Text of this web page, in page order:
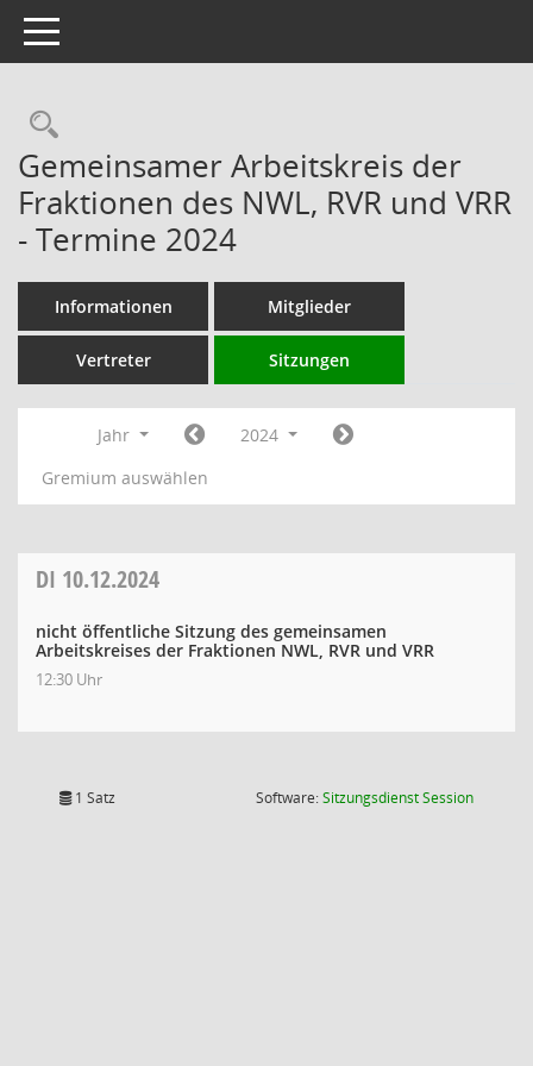
Toggle navigation
Rechercheauswahl
Gemeinsamer Arbeitskreis der
Fraktionen des NWL, RVR und VRR
- Termine 2024
Informationen Mitglieder
Vertreter Sitzungen
Jahr
2024
Gremium auswählen
DI 10.12.2024
nicht öffentliche Sitzung des gemeinsamen
Arbeitskreises der Fraktionen NWL, RVR und VRR
12:30 Uhr
1 Satz Software:SitzungsdienstSession(Wird in